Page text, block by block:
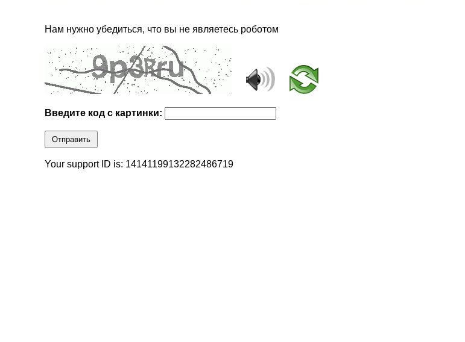
Нам нужно убедиться, что вы не являетесь роботом
Введите код с картинки:
Отправить
Your support ID is: 14141199132282486719